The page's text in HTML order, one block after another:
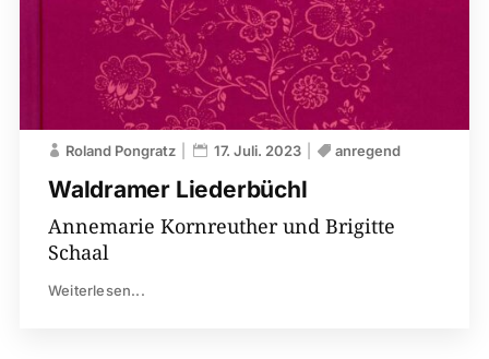
Waldramer Liederbüchl
Roland Pongratz 17. Juli. 2023 anregend
Annemarie Kornreuther und Brigitte
Schaal
Weiterlesen...